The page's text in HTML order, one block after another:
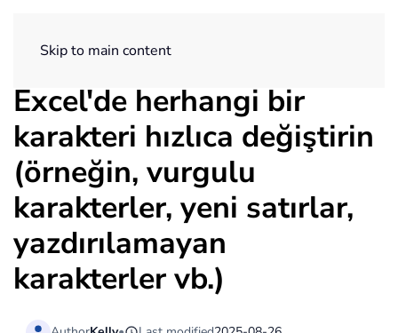
Skip to main content
Excel'de herhangi bir
karakteri hızlıca değiştirin
(örneğin, vurgulu
karakterler, yeni satırlar,
yazdırılamayan
karakterler vb.)